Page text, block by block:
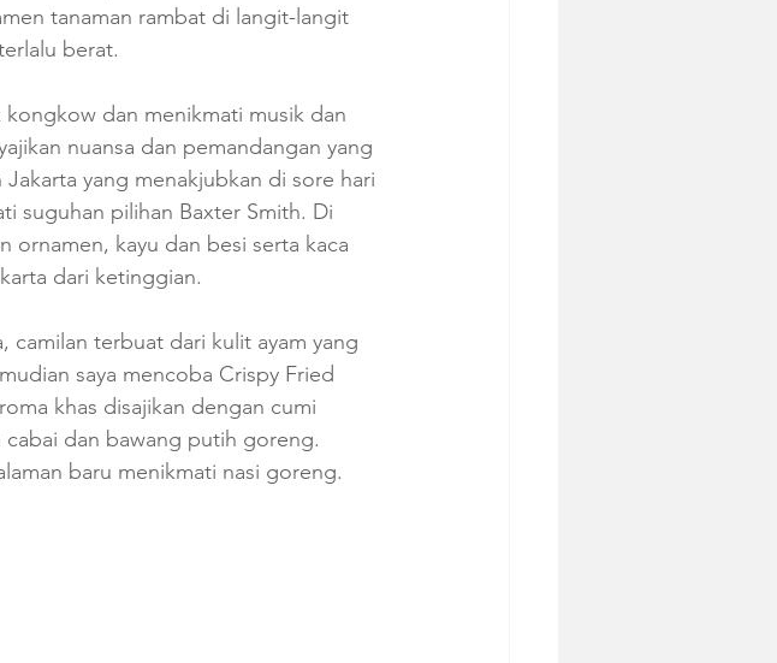
tanaman rambat di langit-langit
berat.
dan menikmati musik dan
nuansa dan pemandangan yang
yang menakjubkan di sore hari
suguhan pilihan Baxter Smith. Di
ornamen, kayu dan besi serta kaca
dari ketinggian.
camilan terbuat dari kulit ayam yang
saya mencoba Crispy Fried
khas disajikan dengan cumi
dan bawang putih goreng.
baru menikmati nasi goreng.